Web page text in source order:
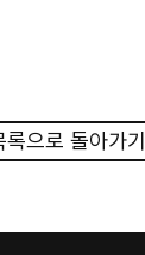
록으로 돌아가기